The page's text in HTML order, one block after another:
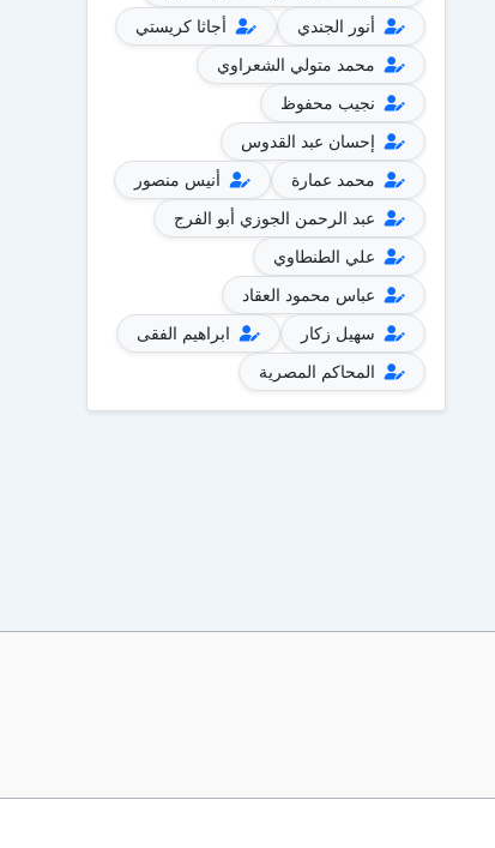
أنور الجندي
أجاثا كريستي
محمد متولي الشعراوي
نجيب محفوظ
إحسان عبد القدوس
محمد عمارة
أنيس منصور
عبد الرحمن الجوزي أبو الفرج
علي الطنطاوي
عباس محمود العقاد
سهيل زكار
ابراهيم الفقى
المحاكم المصرية